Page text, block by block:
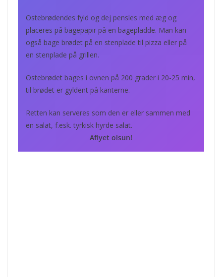
Ostebrødendes fyld og dej pensles med æg og
placeres på bagepapir på en bagepladde. Man kan
også bage brødet på en stenplade til pizza eller på
en stenplade på grillen.
Ostebrødet bages i ovnen på 200 grader i 20-25 min,
til brødet er gyldent på kanterne.
Retten kan serveres som den er eller sammen med
en salat, f.esk. tyrkisk hyrde salat.
Afiyet olsun!